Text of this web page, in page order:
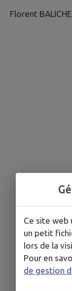
Florent
Ce site web
un petit
lors de la
Pour en
de gestion